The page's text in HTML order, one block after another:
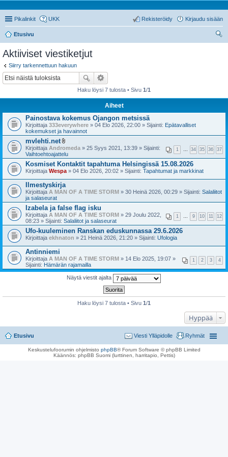
Pikalinkit UKK Kirjaudu sisään
Rekisteröidy
Etusivu
Aktiiviset viestiketjut
Siirry tarkennettuun hakuun
Haku löysi 7 tulosta • Sivu 1/1
Aiheet
Painostava kokemus Ojangon metsissä
Kirjoittaja 333everywhere » 04 Elo 2026, 22:00 » Sijainti: Epätavalliset
kokemukset ja havainnot
mvlehti.net
l
i
i
t
t
t
1 34 35 36 37
Kirjoittaja Andromeda » 25 Syys 2021, 13:39 » Sijainti:
Vaihtoehtoajattelu
Kosmiset Kontaktit tapahtuma Helsingissä 15.08.2026
Kirjoittaja Wespa » 04 Elo 2026, 20:02 » Sijainti: Tapahtumat ja markkinat
Ilmestyskirja
Kirjoittaja A MAN OF A TIME STORM » 30 Heinä 2026, 00:29 » Sijainti: Salaliitot
ja salaseurat
Izabela ja false flag isku
1 9 10 11 12
Kirjoittaja A MAN OF A TIME STORM » 29 Joulu 2022,
08:23 » Sijainti: Salaliitot ja salaseurat
Ufo-kuuleminen Ranskan eduskunnassa 29.6.2026
Kirjoittaja ekhnaton » 21 Heinä 2026, 21:20 » Sijainti: Ufologia
Antinniemi
1 2 3 4
Kirjoittaja A MAN OF A TIME STORM » 14 Elo 2025, 19:07 »
Sijainti: Hämärän rajamailla
Näytä viestit ajalta
Haku löysi 7 tulosta • Sivu 1/1
Hyppää
Etusivu Ryhmät
Viesti Ylläpidolle
Keskustelufoorumin ohjelmisto phpBB® Forum Software © phpBB Limited
Käännös: phpBB Suomi (lurttinen, harritapio, Pettis)